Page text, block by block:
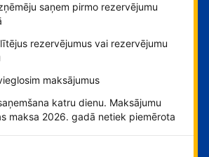
saņem pirmo rezervējumu
rezervējumus vai rezervējumu
maksājumus
katru dienu. Maksājumu
maksa 2026. gadā netiek piemērota